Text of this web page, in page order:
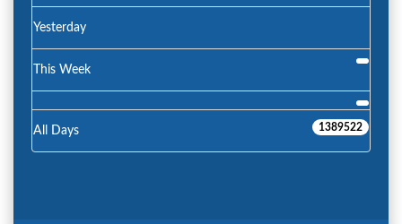
Yesterday
This Week
All Days 1389522